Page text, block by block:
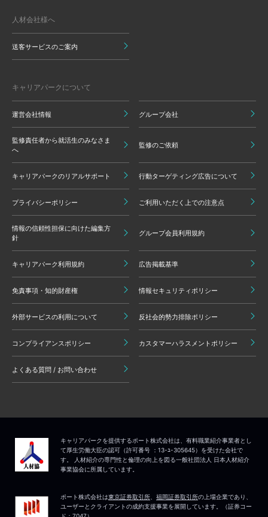
人材会社様へ
送客サービスのご案内
キャリアパークについて
運営会社情報 グループ会社
監修責任者から就活生のみなさま
へ
監修のご依頼
キャリアパークのリアルサポート 行動ターゲティング広告について
プライバシーポリシー ご利用いただく上での注意点
情報の信頼性担保に向けた編集方
針
グループ会員利用規約
キャリアパーク利用規約 広告掲載基準
免責事項・知的財産権 情報セキュリティポリシー
外部サービスの利用について 反社会的勢力排除ポリシー
コンプライアンスポリシー カスタマーハラスメントポリシー
よくある質問 / お問い合わせ